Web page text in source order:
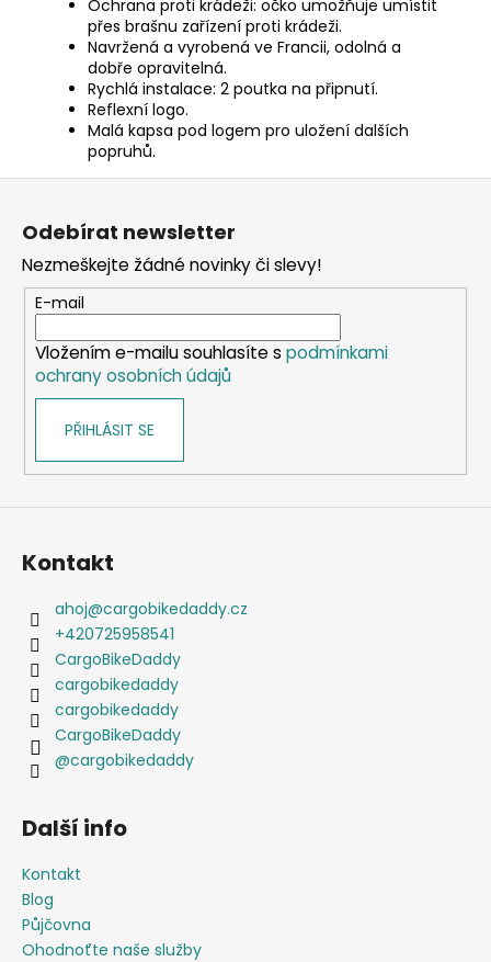
Ochrana proti krádeži: očko umožňuje umístit
přes brašnu zařízení proti krádeži.
Navržená a vyrobená ve Francii, odolná a
dobře opravitelná.
Rychlá instalace: 2 poutka na připnutí.
Reflexní logo.
Malá kapsa pod logem pro uložení dalších
popruhů.
Z
Odebírat newsletter
Nezmeškejte žádné novinky či slevy!
E-mail
Vložením e-mailu souhlasíte s podmínkami
ochrany osobních údajů
PŘIHLÁSIT SE
Kontakt
ahoj@cargobikedaddy.cz
+420725958541
CargoBikeDaddy
cargobikedaddy
cargobikedaddy
CargoBikeDaddy
@cargobikedaddy
Další info
Kontakt
Blog
Půjčovna
Ohodnoťte naše služby